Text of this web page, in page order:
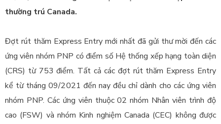
thường trú Canada.
Đợt rút thăm Express Entry mới nhất đã gửi thư mời đến các
ứng viên nhóm PNP có điểm số Hệ thống xếp hạng toàn diện
(CRS) từ 753 điểm. Tất cả các đợt rút thăm Express Entry
kể từ tháng 09/2021 đến nay đều chỉ dành cho các ứng viên
nhóm PNP. Các ứng viên thuộc 02 nhóm Nhân viên trình độ
cao (FSW) và nhóm Kinh nghiệm Canada (CEC) không được